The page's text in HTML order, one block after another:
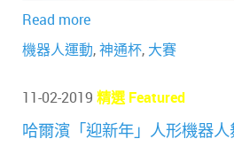
Read more
機器人運動,神通杯, 大賽
11-02-2019 精選 Featured
哈爾濱「迎新年」人形機器